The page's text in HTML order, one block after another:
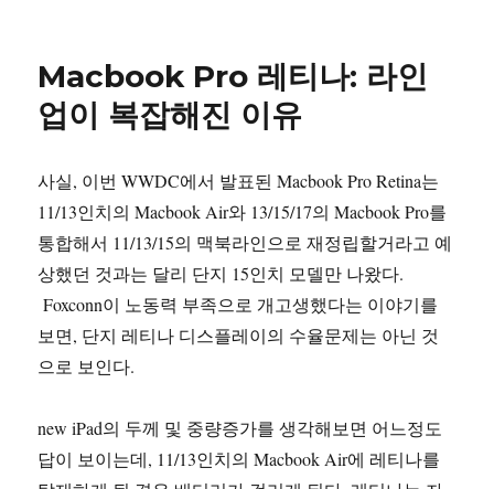
Macbook Pro 레티나: 라인
업이 복잡해진 이유
사실, 이번 WWDC에서 발표된 Macbook Pro Retina는
11/13인치의 Macbook Air와 13/15/17의 Macbook Pro를
통합해서 11/13/15의 맥북라인으로 재정립할거라고 예
상했던 것과는 달리 단지 15인치 모델만 나왔다.
Foxconn이 노동력 부족으로 개고생했다는 이야기를
보면, 단지 레티나 디스플레이의 수율문제는 아닌 것
으로 보인다.
new iPad의 두께 및 중량증가를 생각해보면 어느정도
답이 보이는데, 11/13인치의 Macbook Air에 레티나를